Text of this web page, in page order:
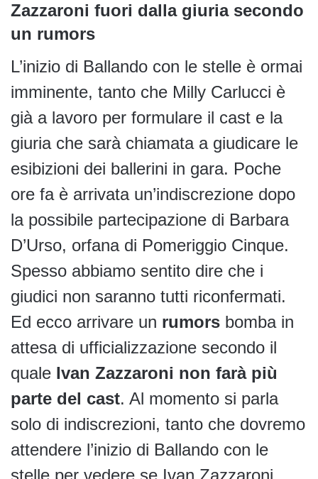
Zazzaroni fuori dalla giuria secondo
un rumors
L’inizio di Ballando con le stelle è ormai
imminente, tanto che Milly Carlucci è
già a lavoro per formulare il cast e la
giuria che sarà chiamata a giudicare le
esibizioni dei ballerini in gara. Poche
ore fa è arrivata un’indiscrezione dopo
la possibile partecipazione di Barbara
D’Urso, orfana di Pomeriggio Cinque.
Spesso abbiamo sentito dire che i
giudici non saranno tutti riconfermati.
Ed ecco arrivare un rumors bomba in
attesa di ufficializzazione secondo il
quale Ivan Zazzaroni non farà più
parte del cast. Al momento si parla
solo di indiscrezioni, tanto che dovremo
attendere l’inizio di Ballando con le